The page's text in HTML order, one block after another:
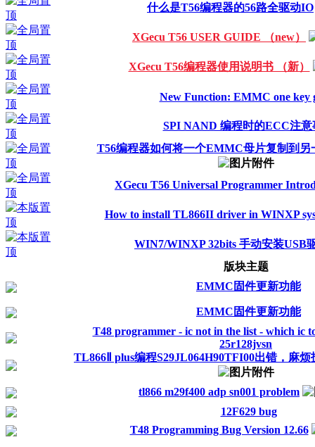
什么是T56编程器的56路全驱动IO
XGecu T56 USER GUIDE （new）
XGecu T56编程器使用说明书 （新）
New Function: EMMC one key
SPI NAND 编程时的ECC注意
T56编程器如何将一个EMMC母片复制到另
XGecu T56 Universal Programmer
How to install TL866II driver in WINXP
WIN7/WINXP 32bits 手动安装USB
版块主题
EMMC固件更新功能
EMMC固件更新功能
T48 programmer - ic not in the list - which ic
25r128jvsn
TL866Ⅱ plus编程S29JL064H90TFI00出错，麻
tl866 m29f400 adp sn001 problem
12F629 bug
T48 Programming Bug Version 12.66